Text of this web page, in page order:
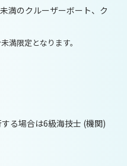
満のクルーザーボート、ク
満限定となります。
る場合は6級海技士 (機関)